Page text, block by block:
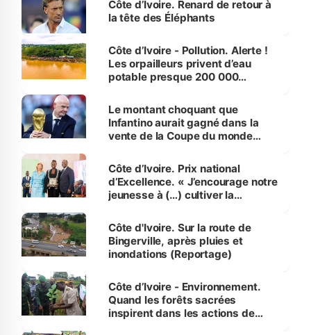
Côte d’Ivoire. Renard de retour à
la tête des Éléphants
Côte d’Ivoire - Pollution. Alerte !
Les orpailleurs privent d’eau
potable presque 200 000
Le montant choquant que
Infantino aurait gagné dans la
vente de la Coupe du monde
Côte d’Ivoire. Prix national
d’Excellence. « J’encourage notre
jeunesse à (…) cultiver la
(Alassane Ouattara
Côte d'Ivoire. Sur la route de
Bingerville, après pluies et
inondations (Reportage)
Côte d’Ivoire - Environnement.
Quand les forêts sacrées
inspirent dans les actions de